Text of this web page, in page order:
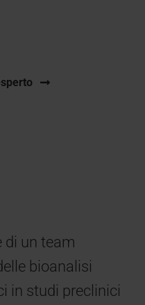
di un team
bioanalisi
in studi preclinici